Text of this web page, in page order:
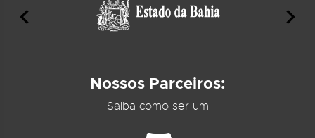
Nossos Parceiros:
Saiba como ser um